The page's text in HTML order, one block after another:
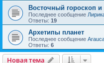
Восточный гороскоп
Последнее сообщение
Ответы: 19
Архетипы планет
Последнее сообщение
Ответы: 6
Новая тема